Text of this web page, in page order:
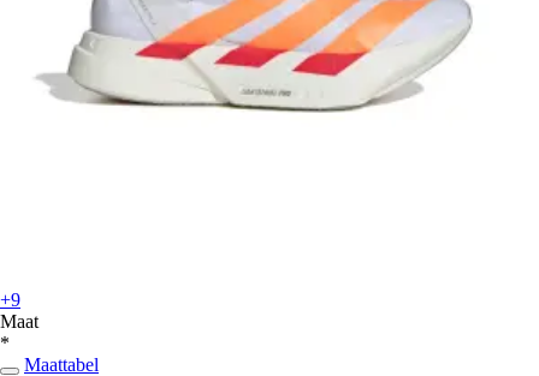
+9
Maat
*
Maattabel